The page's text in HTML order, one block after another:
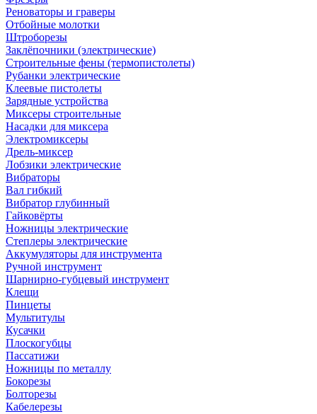
Реноваторы и граверы
Отбойные молотки
Штроборезы
Заклёпочники (электрические)
Строительные фены (термопистолеты)
Рубанки электрические
Клеевые пистолеты
Зарядные устройства
Миксеры строительные
Насадки для миксера
Электромиксеры
Дрель-миксер
Лобзики электрические
Вибраторы
Вал гибкий
Вибратор глубинный
Гайковёрты
Ножницы электрические
Степлеры электрические
Аккумуляторы для инструмента
Ручной инструмент
Шарнирно-губцевый инструмент
Клещи
Пинцеты
Мультитулы
Кусачки
Плоскогубцы
Пассатижи
Ножницы по металлу
Бокорезы
Болторезы
Кабелерезы